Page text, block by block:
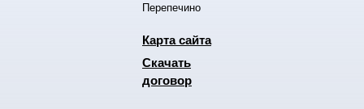
Перепечино
Карта сайта
Скачать
договор